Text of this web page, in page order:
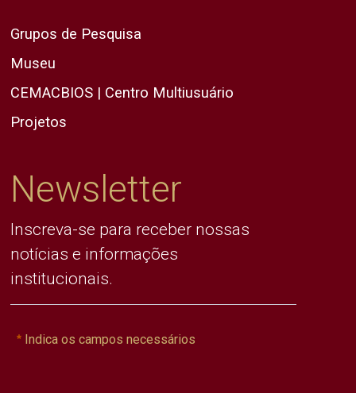
Grupos de Pesquisa
Museu
CEMACBIOS | Centro Multiusuário
Projetos
Newsletter
Inscreva-se para receber nossas
notícias e informações
institucionais.
Indica os campos necessários